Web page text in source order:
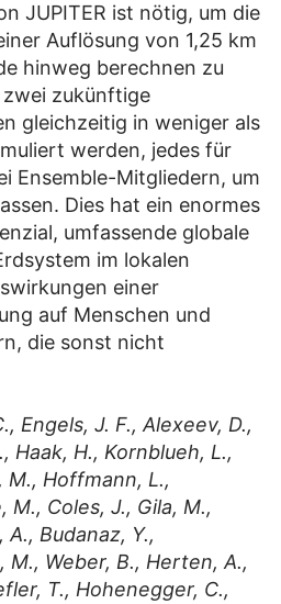
JUPITER ist nötig, um die
Auflösung von 1,25 km
hinweg berechnen zu
zukünftige
gleichzeitig in weniger als
werden, jedes für
Ensemble-Mitgliedern, um
Dies hat ein enormes
umfassende globale
im lokalen
einer
auf Menschen und
die sonst nicht
Engels, J. F., Alexeev, D.,
Haak, H., Kornblueh, L.,
M., Hoffmann, L.,
M., Coles, J., Gila, M.,
A., Budanaz, Y.,
M., Weber, B., Herten, A.,
T., Hohenegger, C.,